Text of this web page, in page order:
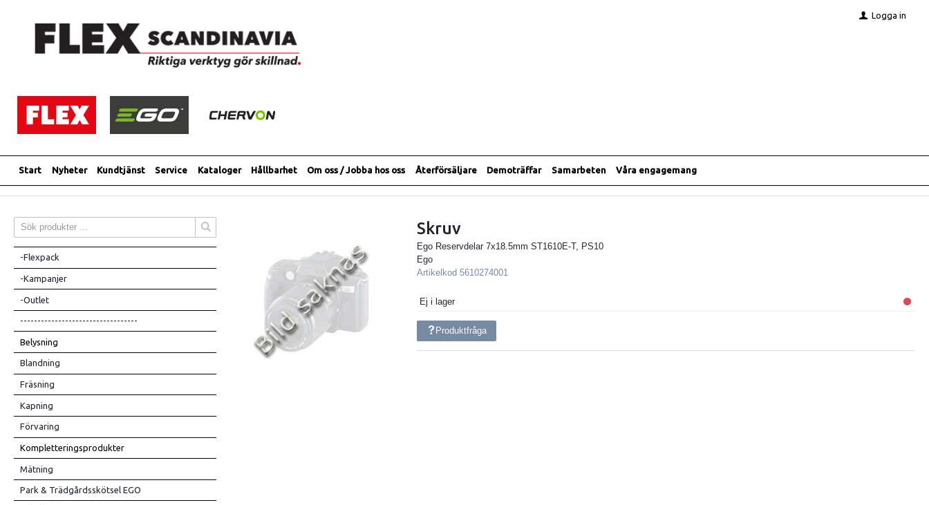
Logga in
Start Nyheter Kundtjänst Service Kataloger Hållbarhet Om oss / Jobba hos oss Återförsäljare Demoträffar Samarbeten Våra engagemang
-Flexpack
-Kampanjer
-Outlet
----------------------------------
Belysning
Blandning
Fräsning
Kapning
Förvaring
Kompletteringsprodukter
Mätning
Park & Trädgårdsskötsel EGO
Skruv
Ego Reservdelar 7x18.5mm ST1610E-T, PS10
Ego
Artikelkod5610274001
Ej i lager
Produktfråga